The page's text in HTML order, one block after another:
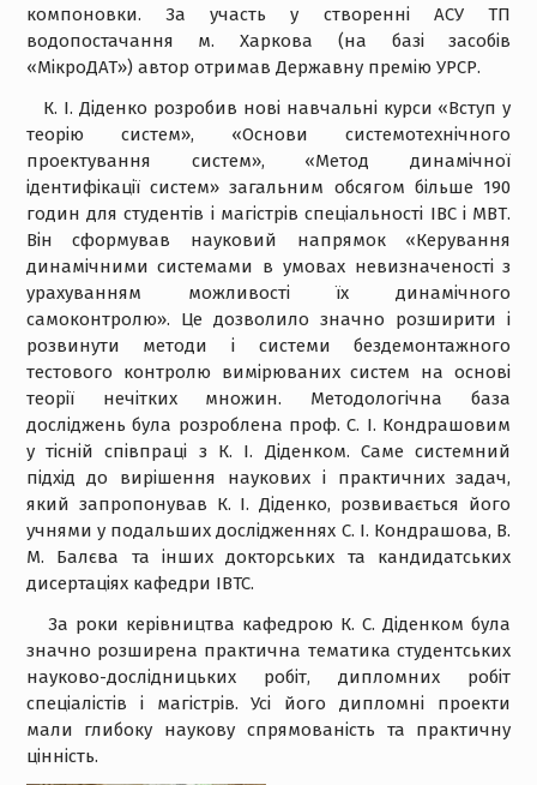
компоновки. За участь у створенні АСУ ТП
водопостачання м. Харкова (на базі засобів
«МікроДАТ») автор отримав Державну премію УРСР.
К. І. Діденко розробив нові навчальні курси «Вступ у
теорію систем», «Основи системотехнічного
проектування систем», «Метод динамічної
ідентифікації систем» загальним обсягом більше 190
годин для студентів і магістрів спеціальності ІВС і МВТ.
Він сформував науковий напрямок «Керування
динамічними системами в умовах невизначеності з
урахуванням можливості їх динамічного
самоконтролю». Це дозволило значно розширити і
розвинути методи і системи бездемонтажного
тестового контролю вимірюваних систем на основі
теорії нечітких множин. Методологічна база
досліджень була розроблена проф. С. І. Кондрашовим
у тісній співпраці з К. І. Діденком. Саме системний
підхід до вирішення наукових і практичних задач,
який запропонував К. І. Діденко, розвивається його
учнями у подальших дослідженнях С. І. Кондрашова, В.
М. Балєва та інших докторських та кандидатських
дисертаціях кафедри ІВТС.
За роки керівництва кафедрою К. С. Діденком була
значно розширена практична тематика студентських
науково-дослідницьких робіт, дипломних робіт
спеціалістів і магістрів. Усі його дипломні проекти
мали глибоку наукову спрямованість та практичну
цінність.